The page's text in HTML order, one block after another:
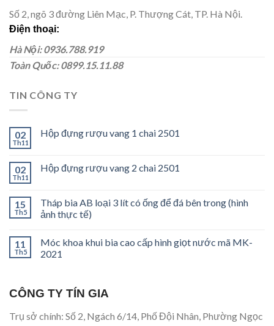
Số 2, ngõ 3 đường Liên Mạc, P. Thượng Cát, TP. Hà Nội.
Điện thoại:
Hà Nội: 0936.788.919
Toàn Quốc: 0899.15.11.88
TIN CÔNG TY
02
Th11
Hộp đựng rượu vang 1 chai 2501
02
Th11
Hộp đựng rượu vang 2 chai 2501
15
Th5
Tháp bia AB loại 3 lít có ống để đá bên trong (hình
ảnh thực tế)
11
Th5
Móc khoa khui bia cao cấp hình giọt nước mã MK-
2021
CÔNG TY TÍN GIA
Trụ sở chính: Số 2, Ngách 6/14, Phố Đội Nhân, Phường Ngọc